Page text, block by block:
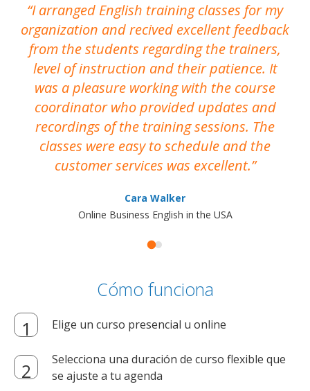
I arranged English training classes for my
organization and recived excellent feedback
from the students regarding the trainers,
level of instruction and their patience. It
was a pleasure working with the course
coordinator who provided updates and
recordings of the training sessions. The
classes were easy to schedule and the
customer services was excellent.
Cara Walker
Online Business English in the USA
Cómo funciona
Elige un curso presencial u online
Selecciona una duración de curso flexible que
se ajuste a tu agenda